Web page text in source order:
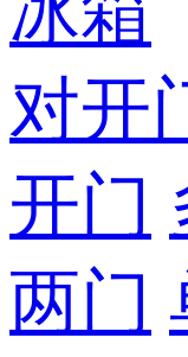
对开
开门
两门